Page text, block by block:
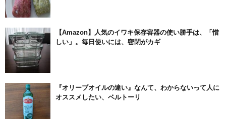
【Amazon】人気のイワキ保存容器の使い勝手は、「惜
しい」。毎日使いには、密閉がカギ
『オリーブオイルの違い』なんて、わからないって人に
オススメしたい、ベルトーリ